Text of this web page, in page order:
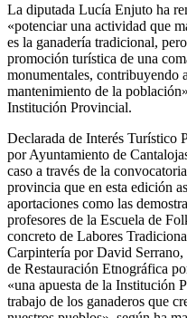
La diputada Lucía Enjuto ha
«potenciar una actividad que
es la ganadería tradicional,
promoción turística de una
monumentales, contribuyendo
mantenimiento de la
Institución Provincial.
Declarada de Interés Turístico
por Ayuntamiento de
caso a través de la
provincia que en esta edición
aportaciones como las
profesores de la Escuela de
concreto de Labores
Carpintería por David Serrano,
de Restauración Etnográfica
«una apuesta de la Institución
trabajo de los ganaderos que